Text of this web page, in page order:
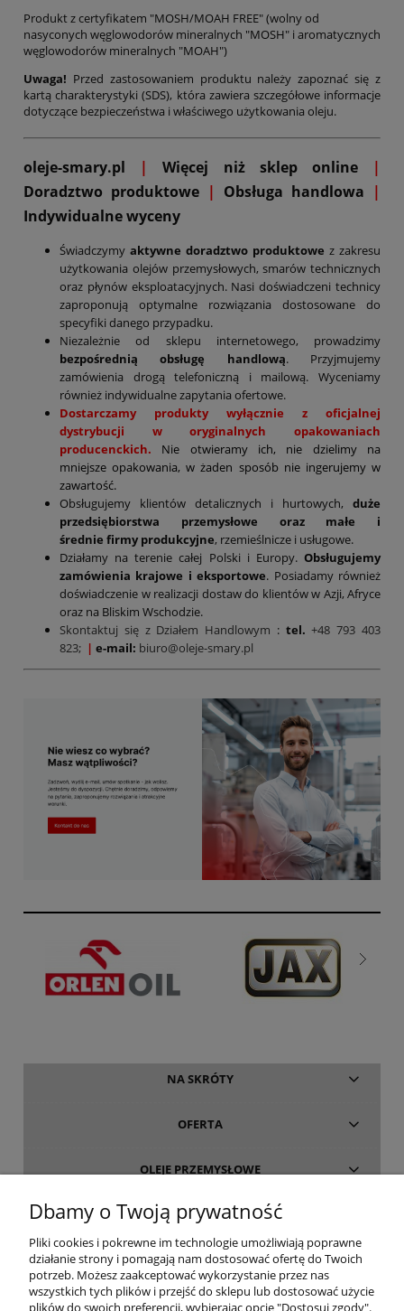
Produkt z certyfikatem "MOSH/MOAH FREE" (wolny od
nasyconych węglowodorów mineralnych "MOSH" i aromatycznych
węglowodorów mineralnych "MOAH")
Uwaga! Przed zastosowaniem produktu należy zapoznać się z
kartą charakterystyki (SDS), która zawiera szczegółowe informacje
dotyczące bezpieczeństwa i właściwego użytkowania oleju.
oleje-smary.pl | Więcej niż sklep online
|
Doradztwo produktowe | Obsługa handlowa |
Indywidualne wyceny
Świadczymy aktywne doradztwo produktowe z zakresu
użytkowania olejów przemysłowych, smarów technicznych
oraz płynów eksploatacyjnych. Nasi doświadczeni technicy
zaproponują optymalne rozwiązania dostosowane do
specyfiki danego przypadku.
Niezależnie od sklepu internetowego, prowadzimy
bezpośrednią obsługę handlową. Przyjmujemy
zamówienia drogą telefoniczną i mailową. Wyceniamy
również indywidualne zapytania ofertowe.
Dostarczamy produkty wyłącznie z oficjalnej
dystrybucji w oryginalnych opakowaniach
producenckich. Nie otwieramy ich, nie dzielimy na
mniejsze opakowania, w żaden sposób nie ingerujemy w
zawartość.
Obsługujemy klientów detalicznych i hurtowych, duże
przedsiębiorstwa przemysłowe oraz małe i
średnie firmy produkcyjne, rzemieślnicze i usługowe.
Działamy na terenie całej Polski i Europy. Obsługujemy
zamówienia krajowe i eksportowe. Posiadamy również
doświadczenie w realizacji dostaw do klientów w Azji, Afryce
oraz na Bliskim Wschodzie.
Skontaktuj się z Działem Handlowym : tel.+48 793 403
823; | e-mail: biuro@oleje-smary.pl
NA SKRÓTY
OFERTA
OLEJE PRZEMYSŁOWE
INFORMACJE
O FIRMIE
Dbamy o Twoją prywatność
Pliki cookies i pokrewne im technologie umożliwiają poprawne
działanie strony i pomagają nam dostosować ofertę do Twoich
potrzeb. Możesz zaakceptować wykorzystanie przez nas
wszystkich tych plików i przejść do sklepu lub dostosować użycie
plików do swoich preferencji, wybierając opcję "Dostosuj zgody".